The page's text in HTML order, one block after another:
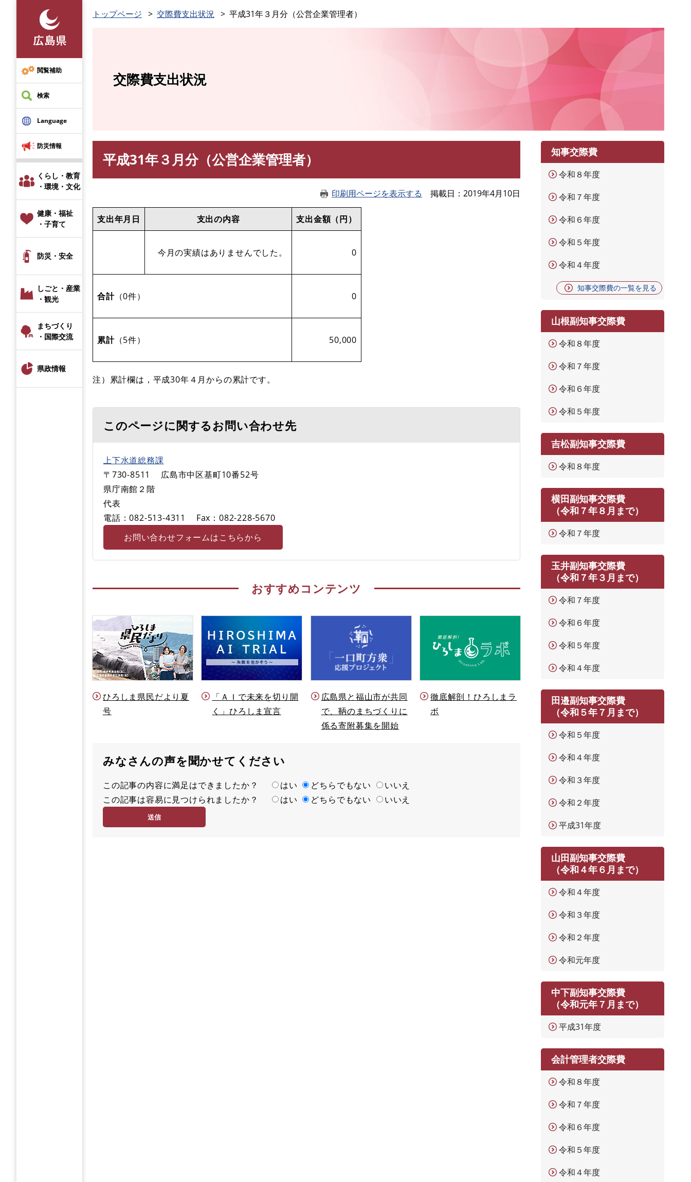
先
頭
で
す
閲覧補助
検索
Language
防災情報
くらし・教育
・環境・文化
健康・福祉
・子育て
防災・安全
しごと・産業
・観光
まちづくり
・国際交流
県政情報
トップページ 交際費支出状況 平成31年３月分（公営企業管理者）
交際費支出状況
平成31年３月分（公営企業管理者）
印刷用ページを表示する 掲載日 2019年4月10日
支出年月日 支出の内容 支出金額（円）
今月の実績はありませんでした。 0
合計（0件） 0
累計（5件） 50,000
注）累計欄は，平成30年４月からの累計です。
このページに関するお問い合わせ先
上下水道総務課
〒730-8511
広島市中区基町10番52号
県庁南館２階
代表
電話：082-513-4311
Fax：082-228-5670
お問い合わせフォームはこちらから
おすすめコンテンツ
ひろしま県民だより夏
号
「ＡＩで未来を切り開
く」ひろしま宣言
広島県と福山市が共同
で、鞆のまちづくりに
係る寄附募集を開始
徹底解剖！ひろしまラ
ボ
みなさんの声を聞かせてください
満
足
この記事の内容に満足はできましたか？ はい どちらでもない
いいえ
容
度
この記事は容易に見つけられましたか？ はい どちらでもない いいえ
知事交際費
令和８年度
令和７年度
令和６年度
令和５年度
令和４年度
知事交際費の一覧を見る
山根副知事交際費
令和８年度
令和７年度
令和６年度
令和５年度
吉松副知事交際費
令和８年度
横田副知事交際費
（令和７年８月まで）
令和７年度
玉井副知事交際費
（令和７年３月まで）
令和７年度
令和６年度
令和５年度
令和４年度
田邉副知事交際費
（令和５年７月まで）
令和５年度
令和４年度
令和３年度
令和２年度
平成31年度
山田副知事交際費
（令和４年６月まで）
令和４年度
令和３年度
令和２年度
令和元年度
中下副知事交際費
（令和元年７月まで）
平成31年度
会計管理者交際費
令和８年度
令和７年度
令和６年度
令和５年度
令和４年度